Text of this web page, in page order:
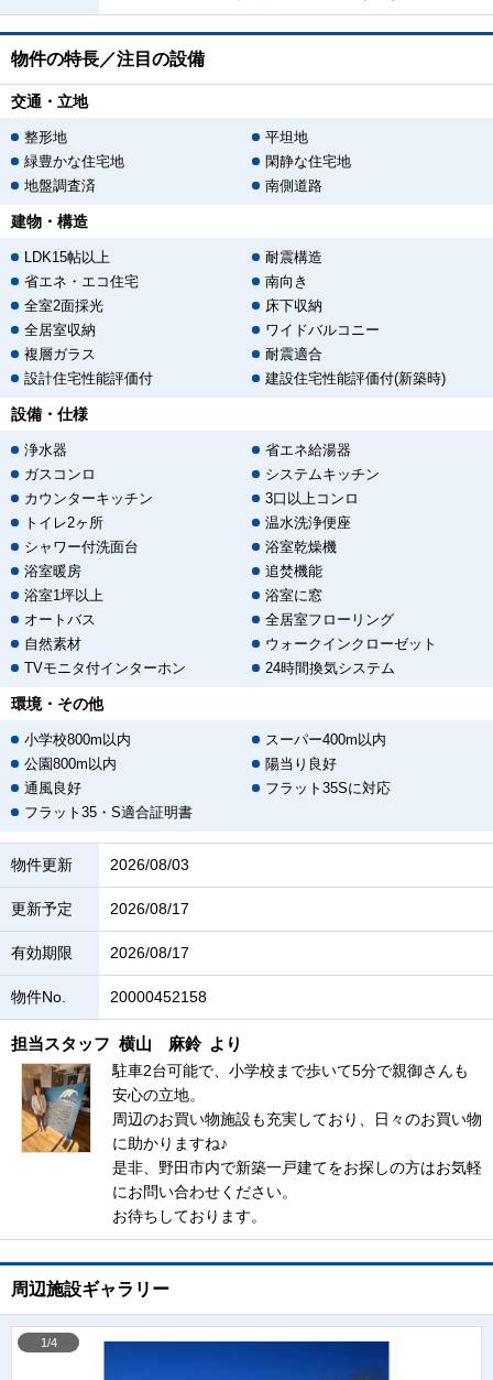
物件の特長／注目の設備
交通・立地
整形地
平坦地
緑豊かな住宅地
閑静な住宅地
地盤調査済
南側道路
建物・構造
LDK15帖以上
耐震構造
省エネ・エコ住宅
南向き
全室2面採光
床下収納
全居室収納
ワイドバルコニー
複層ガラス
耐震適合
設計住宅性能評価付
建設住宅性能評価付(新築時)
設備・仕様
浄水器
省エネ給湯器
ガスコンロ
システムキッチン
カウンターキッチン
3口以上コンロ
トイレ2ヶ所
温水洗浄便座
シャワー付洗面台
浴室乾燥機
浴室暖房
追焚機能
浴室1坪以上
浴室に窓
オートバス
全居室フローリング
自然素材
ウォークインクローゼット
TVモニタ付インターホン
24時間換気システム
環境・その他
小学校800m以内
スーパー400m以内
公園800m以内
陽当り良好
通風良好
フラット35Sに対応
フラット35・S適合証明書
物件更新 2026/08/03
更新予定 2026/08/17
有効期限 2026/08/17
物件No. 20000452158
担当スタッフ 横山 麻鈴 より
駐車2台可能で、小学校まで歩いて5分で親御さんも
安心の立地。
周辺のお買い物施設も充実しており、日々のお買い物
に助かりますね♪
是非、野田市内で新築一戸建てをお探しの方はお気軽
にお問い合わせください。
お待ちしております。
周辺施設ギャラリー
1/4